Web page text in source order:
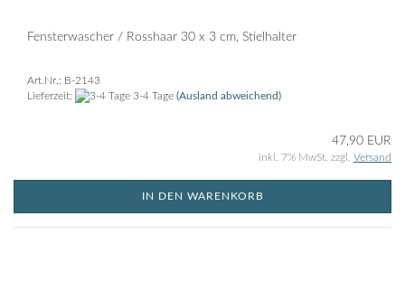
Fensterwascher / Rosshaar 30 x 3 cm, Stielhalter
Art.Nr.: B-2143
Lieferzeit:
3-4 Tage (Ausland abweichend)
47,90 EUR
inkl. 7% MwSt. zzgl. Versand
IN DEN WARENKORB